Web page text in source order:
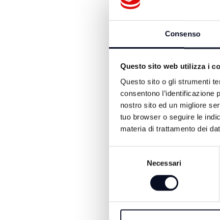
Consenso
Questo sito web utilizza i
Questo sito o gli strumenti
consentono
nostro sito ed un migliore
tuo browser o seguire le
materia di trattamento dei
Necessari
stanno decidendo di
Aeroporto, sono
dall'altra parte nessuno
lavoro che subiscono in
dopo il Covid il traffico
chi lavora per questo, chi
Abbiamo tanti strumenti
società guadagnano,
Aldo Cosenza della Fit-